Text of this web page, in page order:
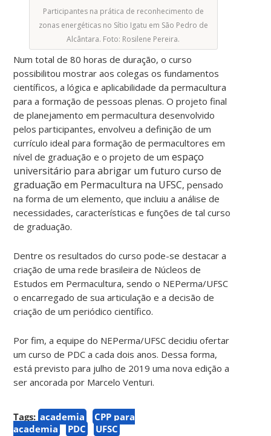
Participantes na prática de reconhecimento de
zonas energéticas no Sítio Igatu em São Pedro de
Alcântara. Foto: Rosilene Pereira.
Num total de 80 horas de duração, o curso
possibilitou mostrar aos colegas os fundamentos
científicos, a lógica e aplicabilidade da permacultura
para a formação de pessoas plenas. O projeto final
de planejamento em permacultura desenvolvido
pelos participantes, envolveu a definição de um
currículo ideal para formação de permacultores em
nível de graduação e o projeto de umespaço
universitário para abrigar um futuro curso de
graduação em Permacultura na UFSC, pensado
na forma de um elemento, que incluiu a análise de
necessidades, características e funções de tal curso
de graduação.
Dentre os resultados do curso pode-se destacar a
criação de uma rede brasileira de Núcleos de
Estudos em Permacultura, sendo o NEPerma/UFSC
o encarregado de sua articulação e a decisão de
criação de um periódico científico.
Por fim, a equipe do NEPerma/UFSC decidiu ofertar
um curso de PDC a cada dois anos. Dessa forma,
está previsto para julho de 2019 uma nova edição a
ser ancorada por Marcelo Venturi.
Tags: academia
CPP para
academia
PDC UFSC